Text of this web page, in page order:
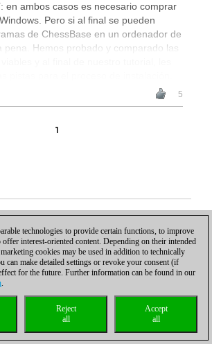
en ambos casos es necesario comprar
Pero si al final se pueden
de ChessBase en un ordenador de
pena. Hemos probado y comparado las
5
1
Pie de imprenta|Para contactar|Cookies Management|
Compliance Hotline
Inicio
| Osterbekstraße 90a | 22083 Hamburgo | Alemania
coldest news
technologies to provide certain functions, to improve
offer interest-oriented content. Depending on their intended
cookies may be used in addition to technically
can make detailed settings or revoke your consent (if
for the future. Further information can be found in our
.
Accept
all
Reject
all